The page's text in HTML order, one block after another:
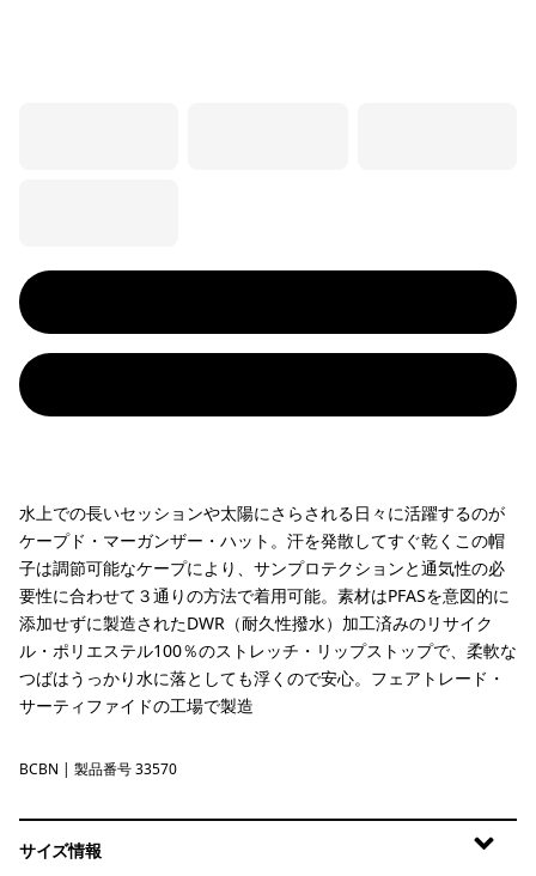
水上での長いセッションや太陽にさらされる日々に活躍するのが
ケープド・マーガンザー・ハット。汗を発散してすぐ乾くこの帽
子は調節可能なケープにより、サンプロテクションと通気性の必
要性に合わせて３通りの方法で着用可能。素材はPFASを意図的に
添加せずに製造されたDWR（耐久性撥水）加工済みのリサイク
ル・ポリエステル100％のストレッチ・リップストップで、柔軟な
つばはうっかり水に落としても浮くので安心。フェアトレード・
サーティファイドの工場で製造
Bobcat Brown
BCBN | 製品番号 33570
サイズ情報